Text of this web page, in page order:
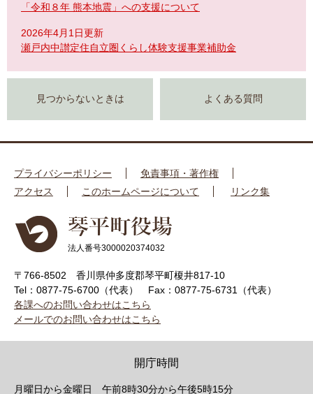
「令和８年 熊本地震」への支援について
2026年4月1日更新
瀬戸内中讃定住自立圏くらし体験支援事業補助金
見つからないときは よくある質問
プライバシーポリシー
免責事項・著作権
アクセス
このホームページについて リンク集
法人番号3000020374032
〒766-8502 香川県仲多度郡琴平町榎井817-10
Tel：0877-75-6700（代表）
Fax：0877-75-6731（代表）
各課へのお問い合わせはこちら
メールでのお問い合わせはこちら
開庁時間
月曜日から金曜日 午前8時30分から午後5時15分